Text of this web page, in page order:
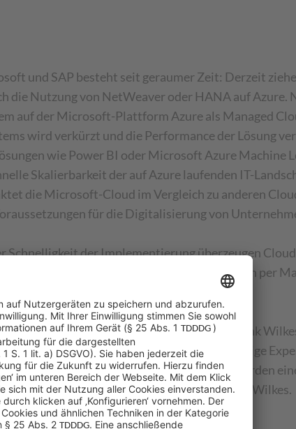
und SAP besteht seit geraumer Zeit: Derzeit
die Nutzung von NetWeaver oder HANA auf Azure.
auf der Microsoft-Plattform Azure als Managed
wird verkürzt und die Performance der Lösung
wie Power BI oder Microsoft Azure Machine
Skalierbarkeit der auf Azure laufenden IT-
die Microsoft-Cloud im Vergleich zu anderen
für die Digitalisierung von
der Implementierung überzeugen
stehen jederzeit zur Verfügung und können per
unserer beiden Hauptpartner“, sagt Frank
profitieren gleich doppelt: Sycor hat langjährige
als auch S/4HANA-Experten. „Wir werden
auf Microsoft Azure Projekte“, ergänzt Wilkes.